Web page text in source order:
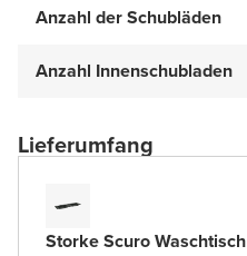
Anzahl der Schubläden
Anzahl Innenschubladen
Lieferumfang
Storke Scuro Waschtisch